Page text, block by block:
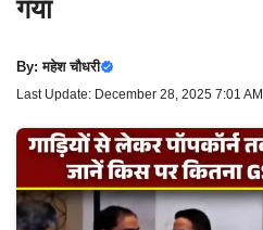
गया
By:महेश चौधरी
Last Update: December 28, 2025 7:01 AM